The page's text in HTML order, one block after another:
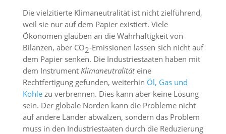
Die vielzitierte Klimaneutralität ist nicht zielführend,
weil sie nur auf dem Papier existiert. Viele
Ökonomen glauben an die Wahrhaftigkeit von
Bilanzen, aber CO2-Emissionen lassen sich nicht auf
dem Papier senken. Die Industriestaaten haben mit
dem Instrument Klimaneutralitäteine
Rechtfertigung gefunden, weiterhin Öl, Gas und
Kohlezu verbrennen. Dies kann aber keine Lösung
sein. Der globale Norden kann die Probleme nicht
auf andere Länder abwälzen, sondern das Problem
muss in den Industriestaaten durch die Reduzierung